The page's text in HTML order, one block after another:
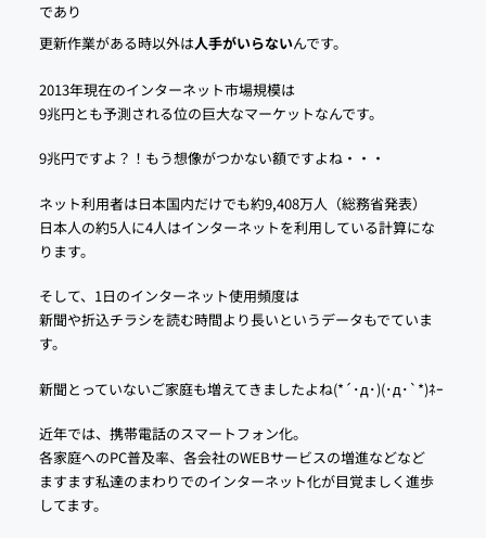
であり
更新作業がある時以外は人手がいらないんです。
2013年現在のインターネット市場規模は
9兆円とも予測される位の巨大なマーケットなんです。
9兆円ですよ？！もう想像がつかない額ですよね・・・
ネット利用者は日本国内だけでも約9,408万人（総務省発表）
日本人の約5人に4人はインターネットを利用している計算にな
ります。
そして、1日のインターネット使用頻度は
新聞や折込チラシを読む時間より長いというデータもでていま
す。
新聞とっていないご家庭も増えてきましたよね(*´･д･)(･д･`*)ﾈｰ
近年では、携帯電話のスマートフォン化。
各家庭へのPC普及率、各会社のWEBサービスの増進などなど
ますます私達のまわりでのインターネット化が目覚ましく進歩
してます。